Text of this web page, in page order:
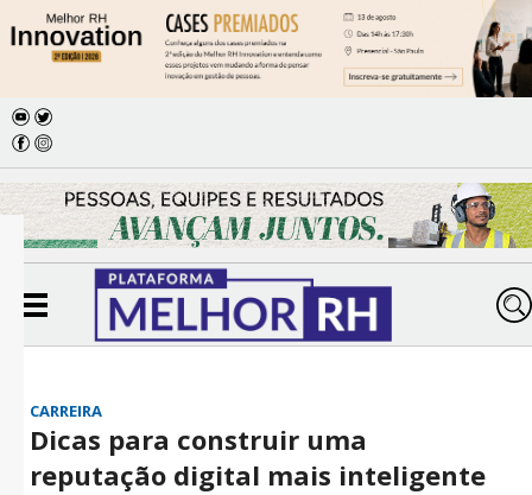
CARREIRA
Dicas para construir uma
reputação digital mais inteligente